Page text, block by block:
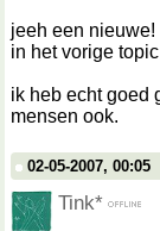
jeeh een nieuwe!
in het vorige
ik heb echt goed
mensen ook.
02-05-2007, 00:05
Tink*